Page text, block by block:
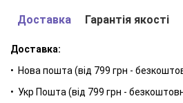
подразнення.
Масло ши + легкі
розгладжують, створюючи
Доставка Гарантія якості
Доставка:
• Нова пошта (від 799 грн -
• Укр Пошта (від 799 грн -